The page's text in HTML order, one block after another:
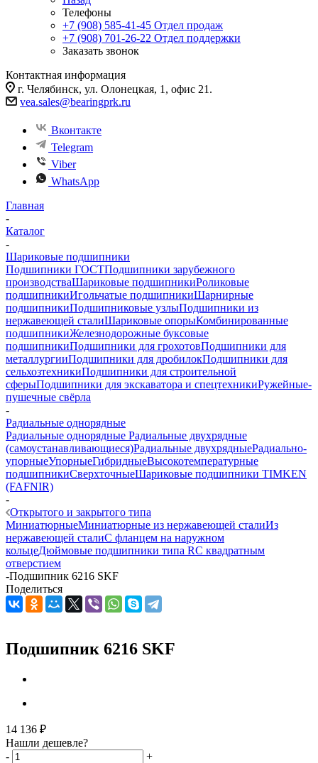
Телефоны
+7 (908) 585-41-45 Отдел продаж
+7 (908) 701-26-22 Отдел поддержки
Заказать звонок
Контактная информация
г. Челябинск, ул. Олонецкая, 1, офис 21.
vea.sales@bearingprk.ru
Вконтакте
Telegram
Viber
WhatsApp
Главная
-
Каталог
-
Шариковые подшипники
Подшипники ГОСТПодшипники зарубежного
производстваШариковые подшипникиРоликовые
подшипникиИгольчатые подшипникиШарнирные
подшипникиПодшипниковые узлыПодшипники из
нержавеющей сталиШариковые опорыКомбинированные
подшипникиЖелезнодорожные буксовые
подшипникиПодшипники для грохотовПодшипники для
металлургииПодшипники для дробилокПодшипники для
сельхозтехникиПодшипники для строительной
сферыПодшипники для экскаватора и спецтехникиРужейные-
пушечные свёрла
-
Радиальные однорядные
Радиальные однорядные Радиальные двухрядные
(самоустанавливающиеся)Радиальные двухрядныеРадиально-
упорныеУпорныеГибридныеВысокотемпературные
подшипникиСверхточныеШариковые подшипники TIMKEN
(FAFNIR)
-
Открытого и закрытого типа
МиниатюрныеМиниатюрные из нержавеющей сталиИз
нержавеющей сталиС фланцем на наружном
кольцеДюймовые подшипники типа RС квадратным
отверстием
-Подшипник 6216 SKF
Поделиться
Подшипник 6216 SKF
14 136 ₽
Нашли дешевле?
-
+